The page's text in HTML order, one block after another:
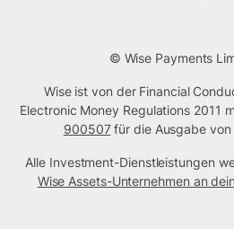
© Wise Payments
Wise ist von der Financial
Electronic Money Regulations 2011
900507für die Ausgabe von
Alle Investment-Dienstleistungen
Wise Assets-Unternehmen an